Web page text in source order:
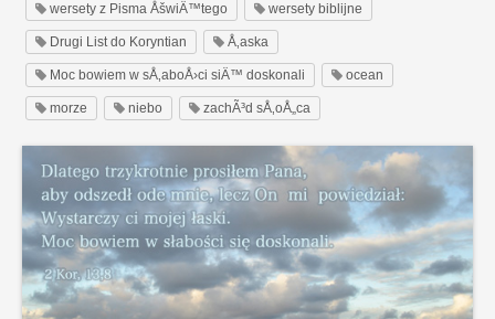
wersety z Pisma ÅšwiÄ™tego wersety biblijne
Drugi List do Koryntian Å‚aska
Moc bowiem w sÅ‚aboÅ›ci siÄ™ doskonali ocean
morze niebo zachÃ³d sÅ‚oÅ„ca